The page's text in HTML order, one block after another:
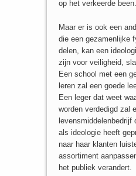
op het verkeerde been.
Maar er is ook een
die een gezamenlijke
delen, kan een
zijn voor veiligheid,
Een school met een
leren zal een goede
Een leger dat weet
worden verdedigd zal
levensmiddelenbedrijf
als ideologie heeft
naar haar klanten
assortiment
het publiek verandert.